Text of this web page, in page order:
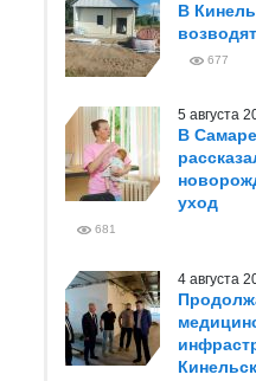
В
677
5 августа
В
уход
681
4 августа